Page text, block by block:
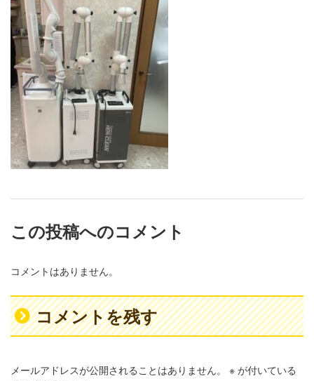
この投稿へのコメント
コメントはありません。
コメントを残す
メールアドレスが公開されることはありません。 ※ が付いている